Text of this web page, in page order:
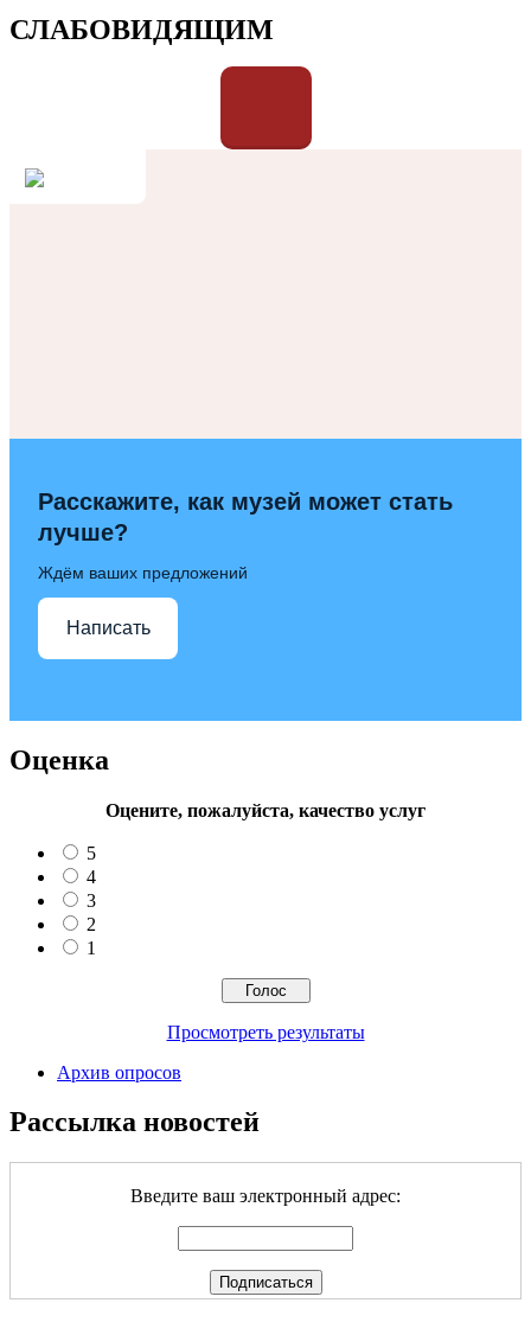
СЛАБОВИДЯЩИМ
Расскажите, как музей может стать
лучше?
Ждём ваших предложений
Написать
Оценка
Оцените, пожалуйста, качество услуг
5
4
3
2
1
Просмотреть результаты
Архив опросов
Рассылка новостей
Введите ваш электронный адрес: